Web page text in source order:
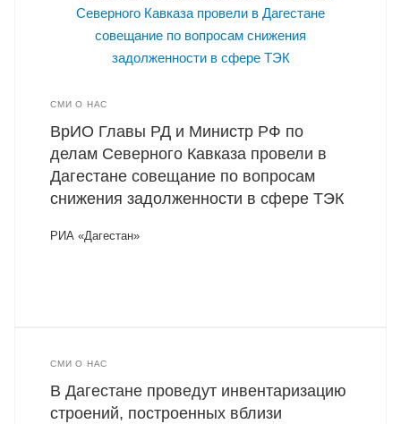
СМИ О НАС
ВрИО Главы РД и Министр РФ по
делам Северного Кавказа провели в
Дагестане совещание по вопросам
снижения задолженности в сфере ТЭК
РИА «Дагестан»
СМИ О НАС
В Дагестане проведут инвентаризацию
строений, построенных вблизи